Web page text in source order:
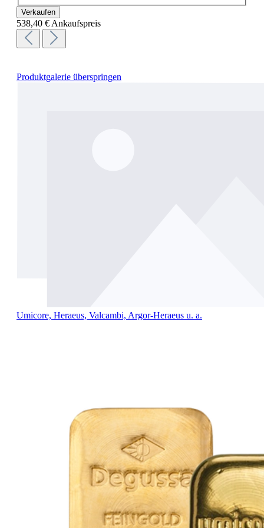
Verkaufen
538,40 €Ankaufspreis
Produktgalerie überspringen
Umicore, Heraeus, Valcambi, Argor-Heraeus u. a.